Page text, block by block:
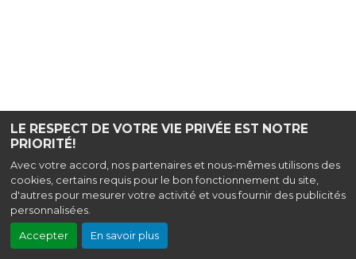
LE RESPECT DE VOTRE VIE PRIVÉE EST NOTRE
PRIORITÉ!
Avec votre accord, nos partenaires et nous-mêmes utilisons des
cookies, certains requis pour le bon fonctionnement du site,
d'autres pour mesurer votre activité et vous fournir des publicités
personnalisées.
Accepter En savoir plus